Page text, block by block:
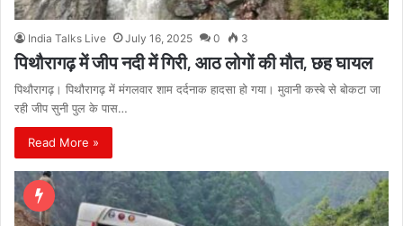
India Talks Live July 16, 2025 0 3
पिथौरागढ़ में जीप नदी में गिरी, आठ लोगों की मौत, छह घायल
पिथौरागढ़। पिथौरागढ़ में मंगलवार शाम दर्दनाक हादसा हो गया। मुवानी कस्बे से बोकटा जा
रही जीप सुनी पुल के पास…
Read More »